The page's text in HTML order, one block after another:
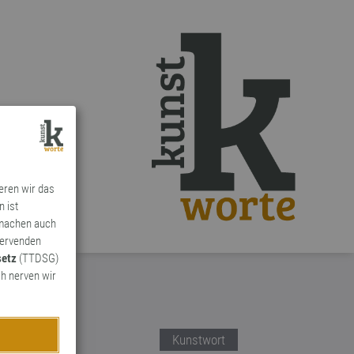
wir das
ist
auch
(TTDSG)
nerven wir
Kunstwort